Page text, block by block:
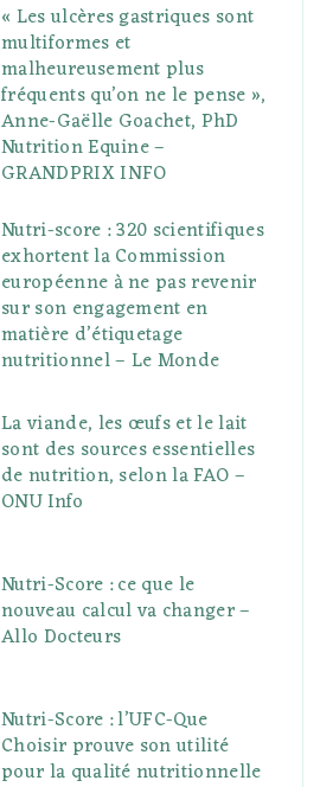
« Les ulcères gastriques sont
multiformes et
malheureusement plus
fréquents qu’on ne le pense »,
Anne-Gaëlle Goachet, PhD
Nutrition Equine –
GRANDPRIX INFO
Nutri-score : 320 scientifiques
exhortent la Commission
européenne à ne pas revenir
sur son engagement en
matière d’étiquetage
nutritionnel – Le Monde
La viande, les œufs et le lait
sont des sources essentielles
de nutrition, selon la FAO –
ONU Info
Nutri-Score : ce que le
nouveau calcul va changer –
Allo Docteurs
Nutri-Score : l’UFC-Que
Choisir prouve son utilité
pour la qualité nutritionnelle